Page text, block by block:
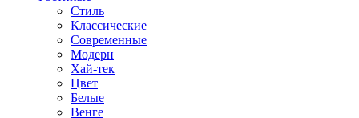
Стиль
Классические
Современные
Модерн
Хай-тек
Цвет
Белые
Венге